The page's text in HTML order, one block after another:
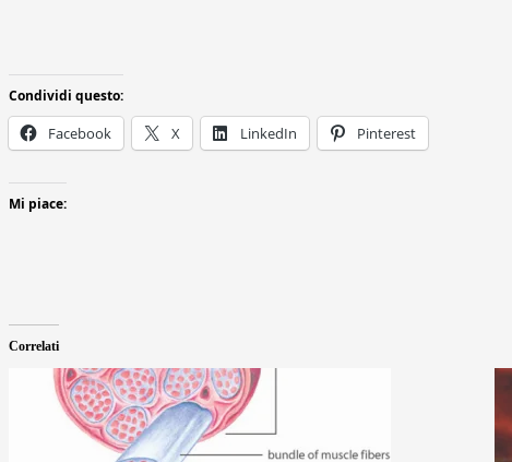
Condividi questo:
Facebook X LinkedIn Pinterest
Mi piace:
Correlati